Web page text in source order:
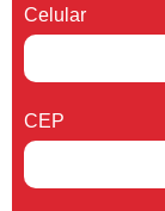
Celular
CEP